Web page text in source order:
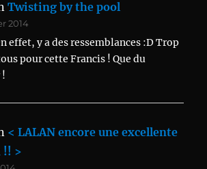
Twisting by the pool
2014
effet, y a des ressemblances :D Trop
pour cette Francis ! Que du
< LALAN encore une excellente
!! >